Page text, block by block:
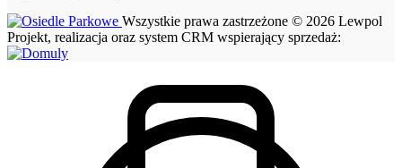
Wszystkie prawa zastrzeżone © 2026 Lewpol
Projekt, realizacja oraz system CRM wspierający sprzedaż: